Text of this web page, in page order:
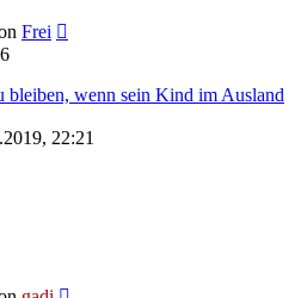
Frei
bleiben, wenn sein Kind im Ausland
22:21